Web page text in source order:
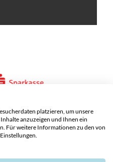
platzieren, um unsere
anzuzeigen und Ihnen ein
Für weitere Informationen zu den von